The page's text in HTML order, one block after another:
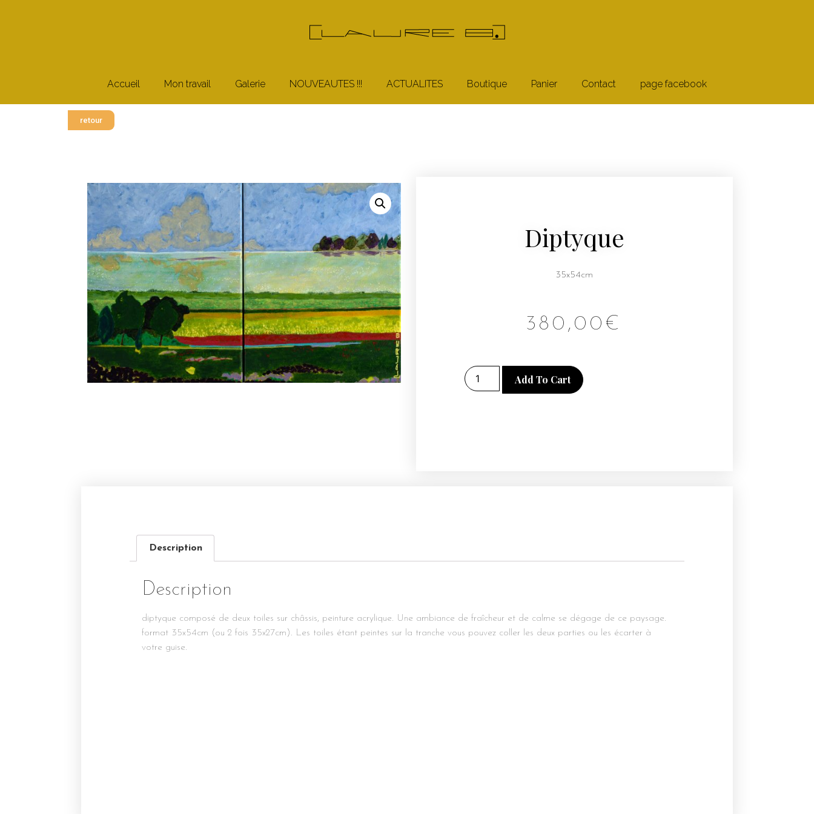
Accueil Mon travail Galerie NOUVEAUTES !!! ACTUALITES Boutique Panier Contact page facebook
retour
Diptyque
35x54cm
380,00 €
Add To Cart
Description
Description
diptyque composé de deux toiles sur châssis, peinture acrylique. Une ambiance de fraîcheur et de calme se dégage de ce paysage.
format 35x54cm (ou 2 fois 35x27cm). Les toiles étant peintes sur la tranche vous pouvez coller les deux parties ou les écarter à
votre guise.